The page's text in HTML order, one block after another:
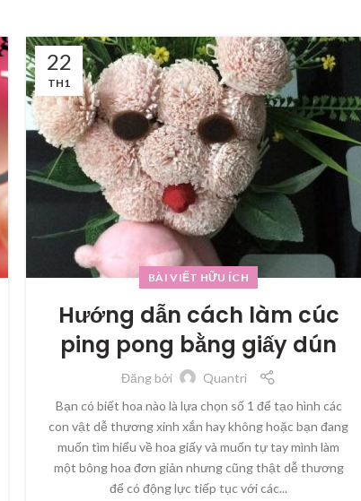
22
TH1
BÀI VIẾT HỮU ÍCH
Hướng dẫn cách làm cúc
ping pong bằng giấy dún
Đăng bởi
Quantri
Bạn có biết hoa nào là lựa chọn số 1 để tạo hình các
con vật dễ thương xinh xắn hay không hoặc bạn đang
muốn tìm hiểu về hoa giấy và muốn tự tay mình làm
một bông hoa đơn giản nhưng cũng thật dễ thương
để có động lực tiếp tục với các...